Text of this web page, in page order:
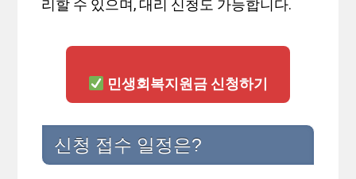
리할 수 있으며, 대리 신청도 가능합니다.
민생회복지원금 신청하기
신청 접수 일정은?